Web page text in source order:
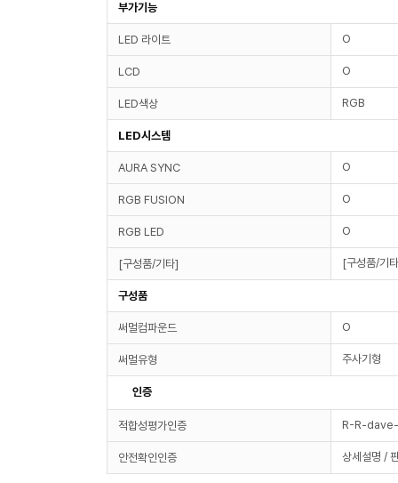
부가기능
LED 라이트 O
LCD O
LED색상 RGB
LED시스템
AURA SYNC O
RGB FUSION O
RGB LED O
[구성품/기타] [구성품/기
구성품
써멀컴파운드 O
써멀유형 주사기형
인증
적합성평가인증 R-R-
안전확인인증 상세설명 /